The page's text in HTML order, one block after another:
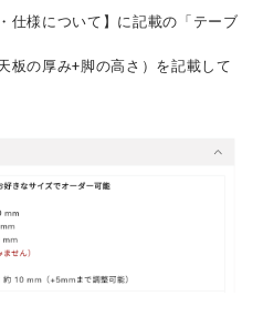
仕様について】に記載の「テーブ
天板の厚み+脚の高さ）を記載して